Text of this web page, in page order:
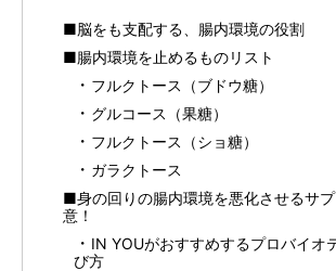
■脳をも支配する、腸内環境の役割
■腸内環境を止めるものリスト
フルクトース（ブドウ糖）
グルコース（果糖）
フルクトース（ショ糖）
ガラクトース
■身の回りの腸内環境を悪化させるサ
意！
IN YOUがおすすめするプロバイオ
び方